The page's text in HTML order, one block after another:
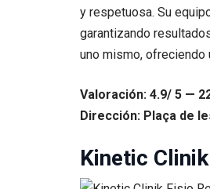
y respetuosa. Su
garantizando
uno mismo,
Valoración: 4.9/ 5 —
Dirección: Plaça de
Kinetic